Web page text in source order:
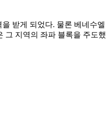
받게 되었다. 물론 베네수엘
그 지역의 좌파 블록을 주도했